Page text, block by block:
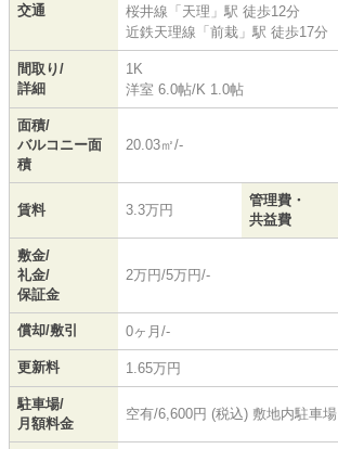
交通
桜井線 「 天理 」駅 徒歩12分
近鉄天理線 「 前栽 」駅 徒歩17分
間取り/
詳細
1K
洋室 6.0帖/K 1.0帖
面積/
バルコニー面
積
20.03㎡/-
賃料 3.3万円
管理費・
共益費
敷金/
礼金/
保証金
2万円/5万円/-
償却/敷引 0ヶ月/-
更新料 1.65万円
駐車場/
月額料金
空有/6,600円 (税込) 敷地内駐車場